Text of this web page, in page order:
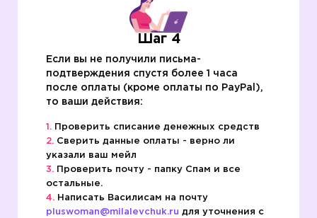
Шаг 4
Если вы не получили письма-
подтверждения спустя более 1 часа
после оплаты (кроме оплаты по PayPal),
то ваши действия:
Проверить списание денежных средств
Сверить данные оплаты - верно ли
указали ваш мейл
Проверить почту - папку Спам и все
остальные.
Написать Василисам на почту
pluswoman@milalevchuk.ru для уточнения с